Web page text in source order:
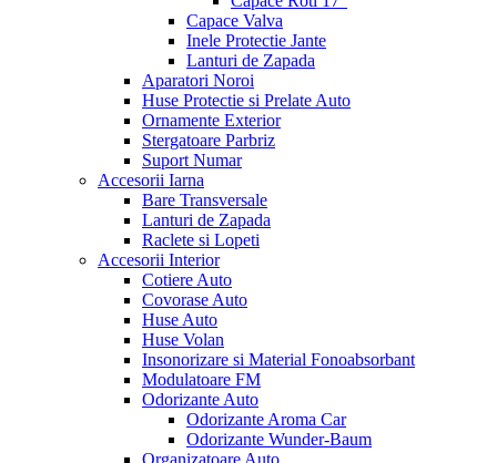
Capace Valva
Inele Protectie Jante
Lanturi de Zapada
Aparatori Noroi
Huse Protectie si Prelate Auto
Ornamente Exterior
Stergatoare Parbriz
Suport Numar
Accesorii Iarna
Bare Transversale
Lanturi de Zapada
Raclete si Lopeti
Accesorii Interior
Cotiere Auto
Covorase Auto
Huse Auto
Huse Volan
Insonorizare si Material Fonoabsorbant
Modulatoare FM
Odorizante Auto
Odorizante Aroma Car
Odorizante Wunder-Baum
Organizatoare Auto